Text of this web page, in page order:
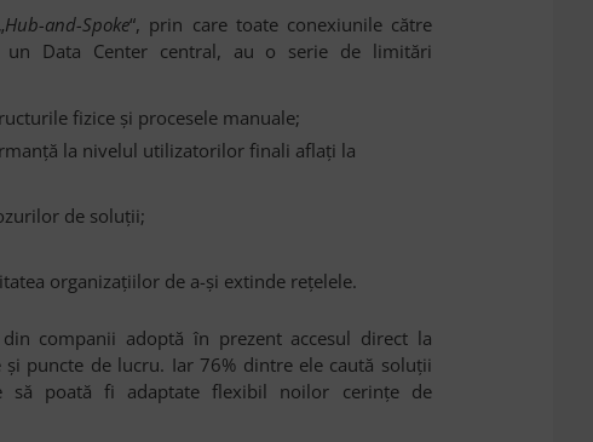
Hub-and-Spoke“, prin care toate conexiunile către
un Data Center central, au o serie de limitări
fizice și procesele manuale;
la nivelul utilizatorilor finali aflați la
de soluții;
organizațiilor de a-și extinde rețelele.
companii adoptă în prezent accesul direct la
puncte de lucru. Iar 76% dintre ele caută soluții
să poată fi adaptate flexibil noilor cerințe de